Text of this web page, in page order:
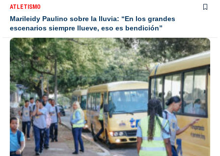
ATLETISMO
Marileidy Paulino sobre la lluvia: “En los grandes
escenarios siempre llueve, eso es bendición”